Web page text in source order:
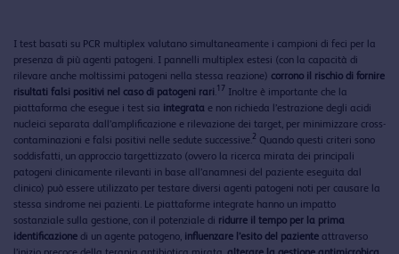
I test basati su PCR multiplex valutano simultaneamente i campioni di feci per la
presenza di più agenti patogeni. I pannelli multiplex estesi (con la capacità di
rilevare anche moltissimi patogeni nella stessa reazione) corrono il rischio di fornire
risultati falsi positivi nel caso di patogeni rari 17 Inoltre è importante che la
piattaforma che esegue i test sia integrata e non richieda l’estrazione degli acidi
nucleici separata dall’amplificazione e rilevazione dei target, per minimizzare cross-
contaminazioni e falsi positivi nelle sedute successive. 2 Quando questi criteri sono
soddisfatti, un approccio targettizzato (ovvero la ricerca mirata dei principali
patogeni clinicamente rilevanti in base all’anamnesi del paziente eseguita dal
clinico) può essere utilizzato per testare diversi agenti patogeni noti per causare la
stessa sindrome nei pazienti. Le piattaforme integrate hanno un impatto
sostanziale sulla gestione, con il potenziale di ridurre il tempo per la prima
identificazione di un agente patogeno, influenzare l’esito del paziente attraverso